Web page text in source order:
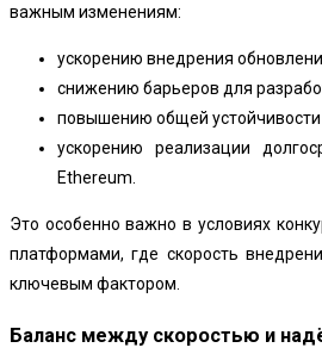
важным изменениям:
ускорению внедрения
снижению барьеров для
повышению общей устойчивости
ускорению реализации
Ethereum.
Это особенно важно в условиях
платформами, где скорость
ключевым фактором.
Баланс между скоростью и